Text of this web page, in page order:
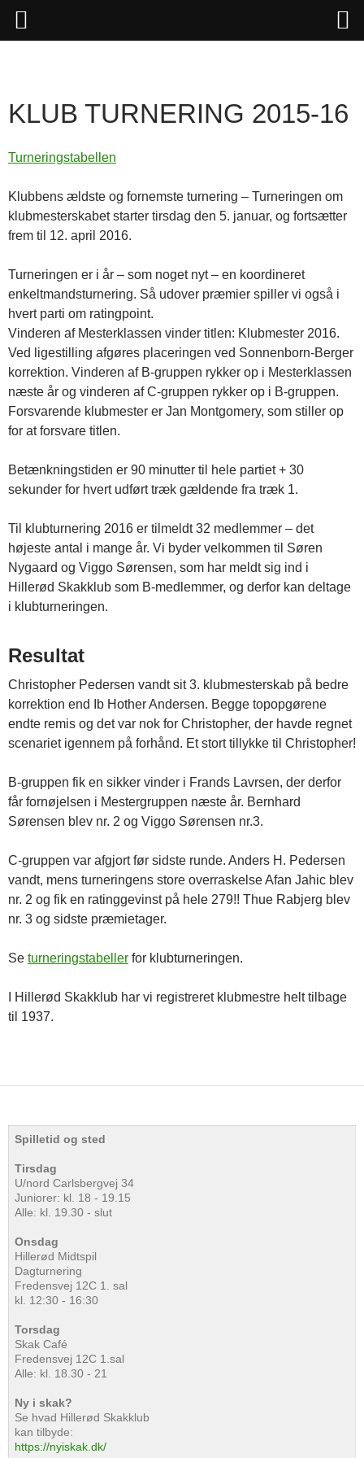
KLUB TURNERING 2015-16
Turneringstabellen
Klubbens ældste og fornemste turnering – Turneringen om
klubmesterskabet starter tirsdag den 5. januar, og fortsætter
frem til 12. april 2016.
Turneringen er i år – som noget nyt – en koordineret
enkeltmandsturnering. Så udover præmier spiller vi også i
hvert parti om ratingpoint.
Vinderen af Mesterklassen vinder titlen: Klubmester 2016.
Ved ligestilling afgøres placeringen ved Sonnenborn-Berger
korrektion. Vinderen af B-gruppen rykker op i Mesterklassen
næste år og vinderen af C-gruppen rykker op i B-gruppen.
Forsvarende klubmester er Jan Montgomery, som stiller op
for at forsvare titlen.
Betænkningstiden er 90 minutter til hele partiet + 30
sekunder for hvert udført træk gældende fra træk 1.
Til klubturnering 2016 er tilmeldt 32 medlemmer – det
højeste antal i mange år. Vi byder velkommen til Søren
Nygaard og Viggo Sørensen, som har meldt sig ind i
Hillerød Skakklub som B-medlemmer, og derfor kan deltage
i klubturneringen.
Resultat
Christopher Pedersen vandt sit 3. klubmesterskab på bedre
korrektion end Ib Hother Andersen. Begge topopgørene
endte remis og det var nok for Christopher, der havde regnet
scenariet igennem på forhånd. Et stort tillykke til Christopher!
B-gruppen fik en sikker vinder i Frands Lavrsen, der derfor
får fornøjelsen i Mestergruppen næste år. Bernhard
Sørensen blev nr. 2 og Viggo Sørensen nr.3.
C-gruppen var afgjort før sidste runde. Anders H. Pedersen
vandt, mens turneringens store overraskelse Afan Jahic blev
nr. 2 og fik en ratinggevinst på hele 279!! Thue Rabjerg blev
nr. 3 og sidste præmietager.
Se turneringstabeller for klubturneringen.
I Hillerød Skakklub har vi registreret klubmestre helt tilbage
til 1937.
Spilletid og sted
Tirsdag
U/nord Carlsbergvej 34
Juniorer: kl. 18 - 19.15
Alle: kl. 19.30 - slut
Onsdag
Hillerød Midtspil
Dagturnering
Fredensvej 12C 1. sal
kl. 12:30 - 16:30
Torsdag
Skak Café
Fredensvej 12C 1.sal
Alle: kl. 18.30 - 21
Ny i skak?
Se hvad Hillerød Skakklub
kan tilbyde:
https://nyiskak.dk/